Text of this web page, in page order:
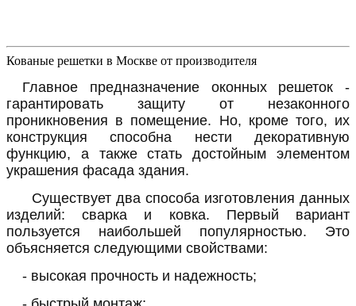
Кованые решетки в Москве от производителя
Главное предназначение оконных решеток -
гарантировать защиту от незаконного
проникновения в помещение. Но, кроме того, их
конструкция способна нести декоративную
функцию, а также стать достойным элементом
украшения фасада здания.
Существует два способа изготовления данных
изделий: сварка и ковка. Первый вариант
пользуется наибольшей популярностью. Это
объясняется следующими свойствами:
- высокая прочность и надежность;